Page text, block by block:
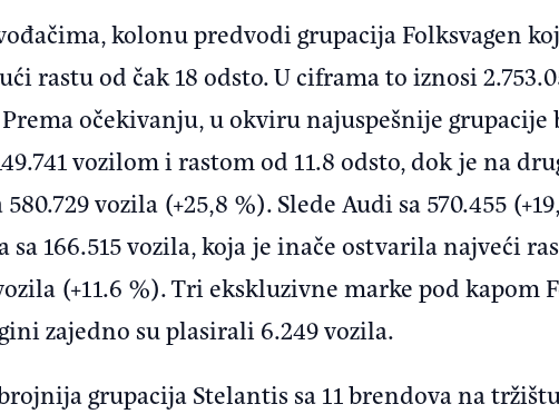
kolonu predvodi grupacija Folksvagen
rastu od čak 18 odsto. U ciframa to iznosi
Prema očekivanju, u okviru najuspešnije
vozilom i rastom od 11.8 odsto, dok je na
vozila (+25,8 %). Slede Audi sa 570.455
sa 166.515 vozila, koja je inače ostvarila najveći
(+11.6 %). Tri ekskluzivne marke pod kapom
zajedno su plasirali 6.249 vozila.
grupacija Stelantis sa 11 brendova na